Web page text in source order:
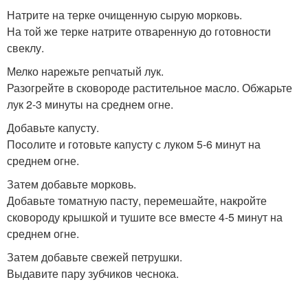
Натрите на терке очищенную сырую морковь.
На той же терке натрите отваренную до готовности
свеклу.
Мелко нарежьте репчатый лук.
Разогрейте в сковороде растительное масло. Обжарьте
лук 2-3 минуты на среднем огне.
Добавьте капусту.
Посолите и готовьте капусту с луком 5-6 минут на
среднем огне.
Затем добавьте морковь.
Добавьте томатную пасту, перемешайте, накройте
сковороду крышкой и тушите все вместе 4-5 минут на
среднем огне.
Затем добавьте свежей петрушки.
Выдавите пару зубчиков чеснока.